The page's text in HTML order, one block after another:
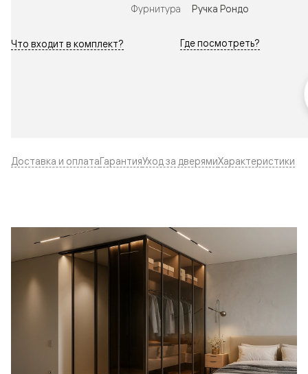
Фурнитура
Ручка Рондо
Что входит в комплект? Где посмотреть?
Доставка и оплатаГарантияУход за дверямиХарактеристики